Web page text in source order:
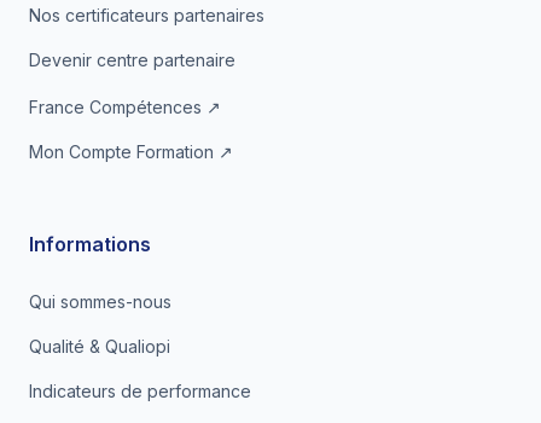
Nos certificateurs partenaires
Devenir centre partenaire
France Compétences ↗
Mon Compte Formation ↗
Informations
Qui sommes-nous
Qualité & Qualiopi
Indicateurs de performance